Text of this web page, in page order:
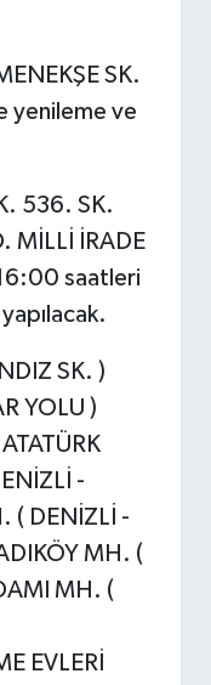
SK.
yenileme ve
536. SK.
MİLLİ İRADE
saatleri
SK. )
YOLU )
-
( DENİZLİ -
MH. (
MH. (
EVLERİ